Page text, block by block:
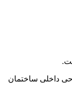
داخلی ساختمان